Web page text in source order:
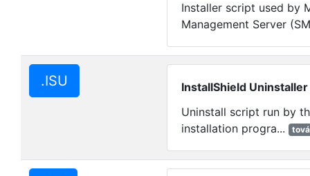
Installer script used by
Management Server
.ISU
InstallShield
Uninstall script run by
installation progra...